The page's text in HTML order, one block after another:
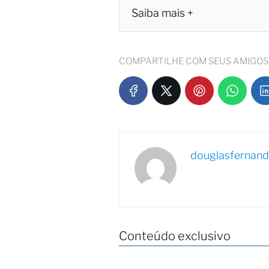
Saiba mais +
COMPARTILHE COM SEUS AMIGOS
Conteúdo exclusivo